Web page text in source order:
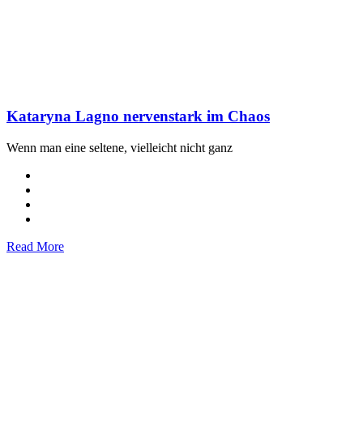
Kataryna Lagno nervenstark im Chaos
Wenn man eine seltene, vielleicht nicht ganz
Read More